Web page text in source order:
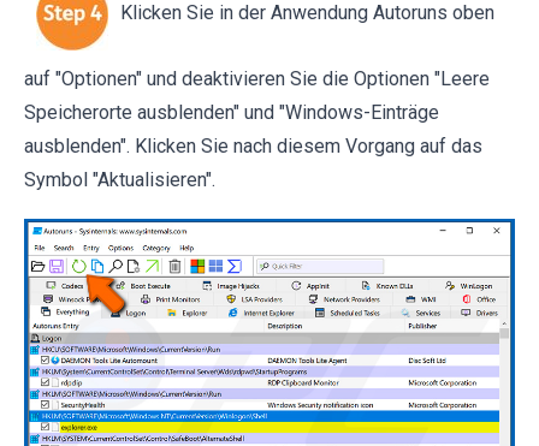
Klicken Sie in der Anwendung Autoruns oben
auf "Optionen" und deaktivieren Sie die Optionen "Leere
Speicherorte ausblenden" und "Windows-Einträge
ausblenden". Klicken Sie nach diesem Vorgang auf das
Symbol "Aktualisieren".